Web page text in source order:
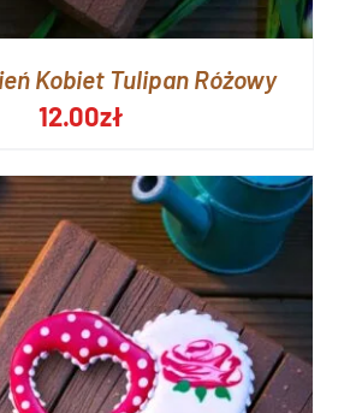
Kobiet Tulipan Różowy
12.00zł